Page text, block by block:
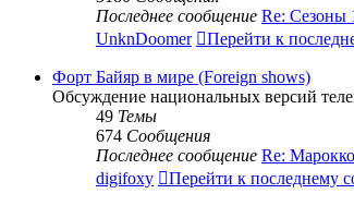
Последнее сообщение Re: Сезоны
UnknDoomer
Перейти к
Форт Байяр в мире (Foreign shows)
Обсуждение национальных версий
49 Темы
674 Сообщения
Последнее сообщение Re:
digifoxy
Перейти к последнему